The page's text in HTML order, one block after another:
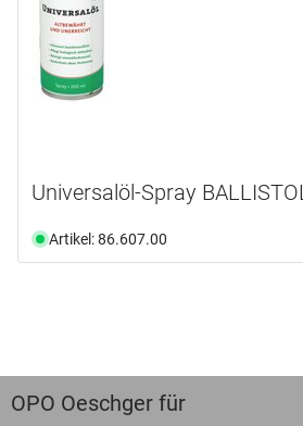
Universalöl-Spray BALLISTOL
Artikel: 86.607.00
OPO Oeschger für